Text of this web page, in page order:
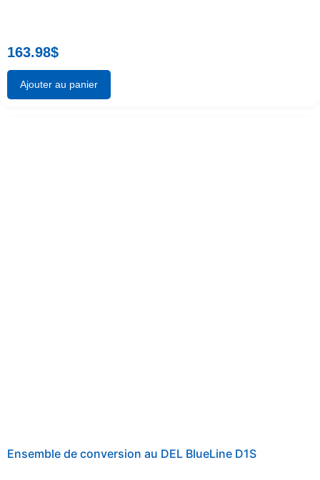
163.98$
Ajouter au panier
Ensemble de conversion au DEL BlueLine D1S